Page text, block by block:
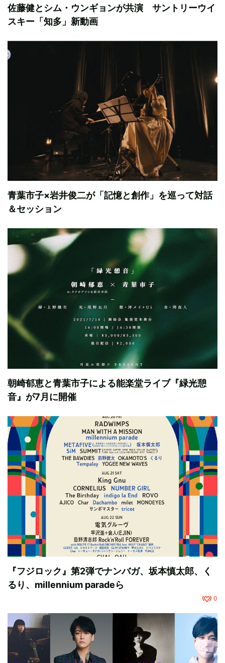
佐藤健とシム・ウンギョンが共演 サントリーウイ
スキー「知多」新動画
青葉市子×岩井俊二が「記憶と創作」を巡って対話
＆セッション
朝崎郁恵と青葉市子による能楽堂ライブ『緑光憩
音』が7月に開催
『フジロック』第2弾でナンバガ、坂本慎太郎、く
るり、millennium paradeら
0